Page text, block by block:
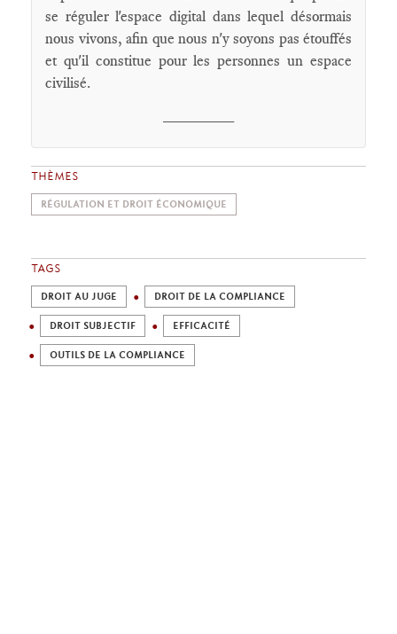
se réguler l'espace digital dans lequel désormais
nous vivons, afin que nous n'y soyons pas étouffés
et qu'il constitue pour les personnes un espace
civilisé.
THÈMES
RÉGULATION ET DROIT ÉCONOMIQUE
TAGS
DROIT AU JUGE DROIT DE LA COMPLIANCE
DROIT SUBJECTIF EFFICACITÉ
OUTILS DE LA COMPLIANCE